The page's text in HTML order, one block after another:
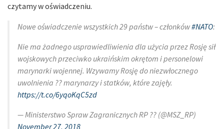
czytamy w oświadczeniu.
Nowe oświadczenie wszystkich 29 państw – członków#NATO:
Nie ma żadnego usprawiedliwienia dla użycia przez Rosję sił
wojskowych przeciwko ukraińskim okrętom i personelowi
marynarki wojennej. Wzywamy Rosję do niezwłocznego
uwolnienia ?? marynarzy i statków, które zajęły.
https://t.co/6yqoKqC5zd
— Ministerstwo Spraw Zagranicznych RP ?? (@MSZ_RP)
November 27, 2018